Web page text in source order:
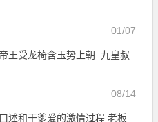
01/07
王受龙椅含玉势上朝_九皇叔
08/14
述和干爹爱的激情过程 老板